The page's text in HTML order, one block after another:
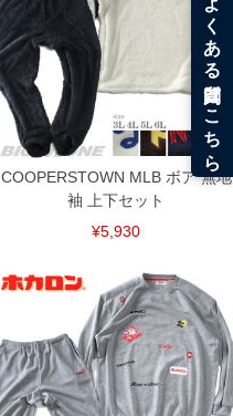
COOPERSTOWN MLB ボア 無地
袖 上下セット
¥5,930